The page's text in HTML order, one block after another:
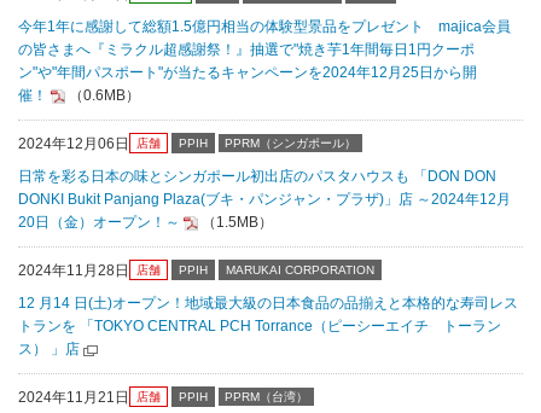
今年1年に感謝して総額1.5億円相当の体験型景品をプレゼント majica会員
の皆さまへ『ミラクル超感謝祭！』抽選で"焼き芋1年間毎日1円クーポ
ン"や"年間パスポート"が当たるキャンペーンを2024年12月25日から開
催！
（0.6MB）
2024年12月06日 店舗 PPIH PPRM（シンガポール）
日常を彩る日本の味とシンガポール初出店のパスタハウスも 「DON DON
DONKI Bukit Panjang Plaza(ブキ・パンジャン・プラザ)」店 ～2024年12月
20日（金）オープン！～
（1.5MB）
2024年11月28日 店舗 PPIH MARUKAI CORPORATION
12 月14 日(土)オープン！地域最大級の日本食品の品揃えと本格的な寿司レス
トランを 「TOKYO CENTRAL PCH Torrance（ピーシーエイチ トーラン
ス） 」店
2024年11月21日 店舗 PPIH PPRM（台湾）